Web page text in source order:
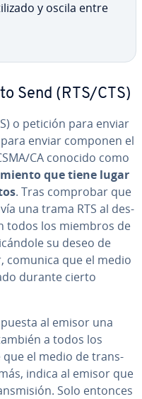
y oscila entre
Send (RTS/CTS)
o petición para enviar
enviar componen el
CA conocido como
que tiene lugar
. Tras comprobar que
una trama RTS al de­s­
todos los miembros de
su deseo de
comunica que el medio
durante cierto
al emisor una
a todos los
que el medio de tra­n­s­
indica al emisor que
Solo entonces